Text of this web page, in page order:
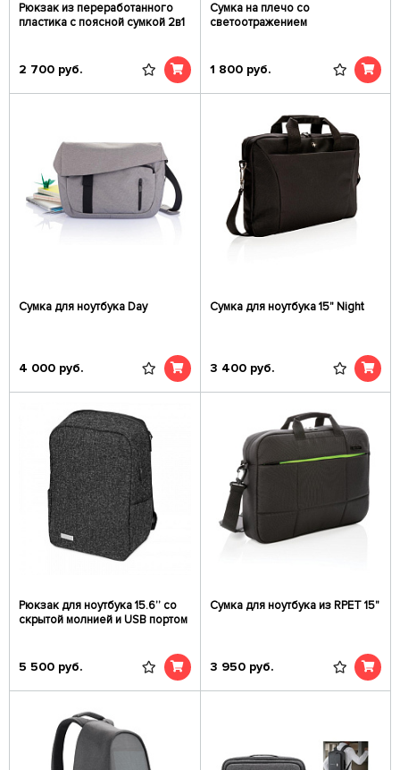
Рюкзак из переработанного
пластика с поясной сумкой 2в1
2 700 руб.
Сумка на плечо со
светоотражением
1 800 руб.
Сумка для ноутбука Day
4 000 руб.
Сумка для ноутбука 15" Night
3 400 руб.
Рюкзак для ноутбука 15.6’’ со
скрытой молнией и USB портом
5 500 руб.
Сумка для ноутбука из RPET 15"
3 950 руб.